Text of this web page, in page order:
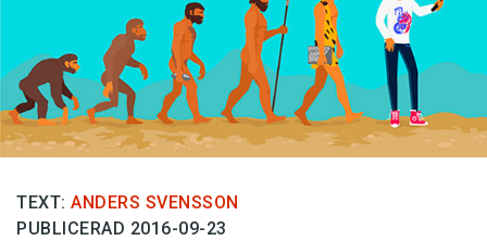
Språkfrågor
Skrivtips
Bokrecensioner
Kviss
Anmäl till språkpolisen
TEXT: ANDERS SVENSSON
PUBLICERAD 2016-09-23